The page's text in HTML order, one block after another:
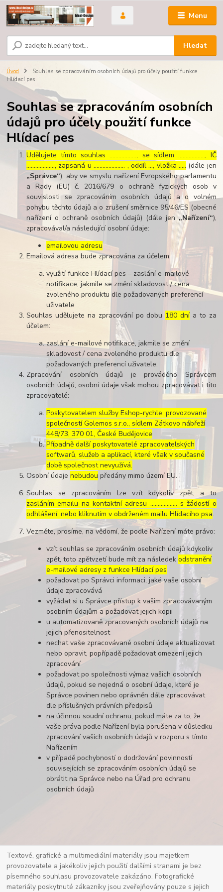
Menu
Hledat
Úvod
Souhlas se zpracováním osobních údajů pro účely použití funkce
Hlídací pes
Souhlas se zpracováním osobních
údajů pro účely použití funkce
Hlídací pes
Udělujete tímto souhlas ……………..., se sídlem ………………, IČ
………………., zapsaná u ………………… , oddíl …, vložka ….. (dále jen
„Správce“), aby ve smyslu nařízení Evropského parlamentu
a Rady (EU) č. 2016/679 o ochraně fyzických osob v
souvislosti se zpracováním osobních údajů a o volném
pohybu těchto údajů a o zrušení směrnice 95/46/ES (obecné
nařízení o ochraně osobních údajů) (dále jen„Nařízení“),
zpracovával/a následující osobní údaje:
emailovou adresu
Emailová adresa bude zpracována za účelem:
využití funkce Hlídací pes – zaslání e-mailové
notifikace, jakmile se změní skladovost / cena
zvoleného produktu dle požadovaných preferencí
uživatele
Souhlas udělujete na zpracování po dobu 180 dnía to za
účelem:
zaslání e-mailové notifikace, jakmile se změní
skladovost / cena zvoleného produktu dle
požadovaných preferencí uživatele.
Zpracování osobních údajů je prováděno Správcem
osobních údajů, osobní údaje však mohou zpracovávat i tito
zpracovatelé:
Poskytovatelem služby Eshop-rychle, provozované
společností Golemos s.r.o., sídlem Zátkovo nábřeží
448/73, 370 01, České Budějovice
Případně další poskytovatelé zpracovatelských
softwarů, služeb a aplikací, které však v současné
době společnost nevyužívá.
Osobní údajenebudou předány mimo území EU.
Souhlas se zpracováním lze vzít kdykoliv zpět, a to
zasláním emailu na kontaktní adresu ..……………. s žádostí o
odhlášení, nebo kliknutím v obdrženém mailu Hlídacího psa.
Vezměte, prosíme, na vědomí, že podle Nařízení máte právo:
vzít souhlas se zpracováním osobních údajů kdykoliv
zpět, toto zpětvzetí bude mít za následekodstranění
e-mailové adresy z funkce Hlídací pes
požadovat po Správci informaci, jaké vaše osobní
údaje zpracovává
vyžádat si u Správce přístup k vašim zpracovávaným
osobním údajům a požadovat jejich kopii
u automatizovaně zpracovaných osobních údajů na
jejich přenositelnost
nechat vaše zpracovávané osobní údaje aktualizovat
nebo opravit, popřípadě požadovat omezení jejich
zpracování
požadovat po společnosti výmaz vašich osobních
údajů, pokud se nejedná o osobní údaje, které je
Správce povinen nebo oprávněn dále zpracovávat
dle příslušných právních předpisů
na účinnou soudní ochranu, pokud máte za to, že
vaše práva podle Nařízení byla porušena v důsledku
zpracování vašich osobních údajů v rozporu s tímto
Nařízením
v případě pochybností o dodržování povinností
souvisejících se zpracováním osobních údajů se
obrátit na Správce nebo na Úřad pro ochranu
osobních údajů
Textové, grafické a multimediální materiály jsou majetkem
provozovatele a jakékoliv jejich použití dalšími stranami je bez
písemného souhlasu provozovatele zakázáno. Fotografické
materiály poskytnuté zákazníky jsou zveřejňovány pouze s jejich